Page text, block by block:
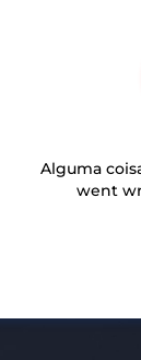
Alguma
went